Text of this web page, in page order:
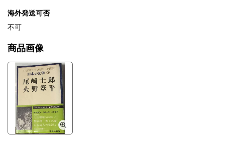
海外発送可否
不可
商品画像